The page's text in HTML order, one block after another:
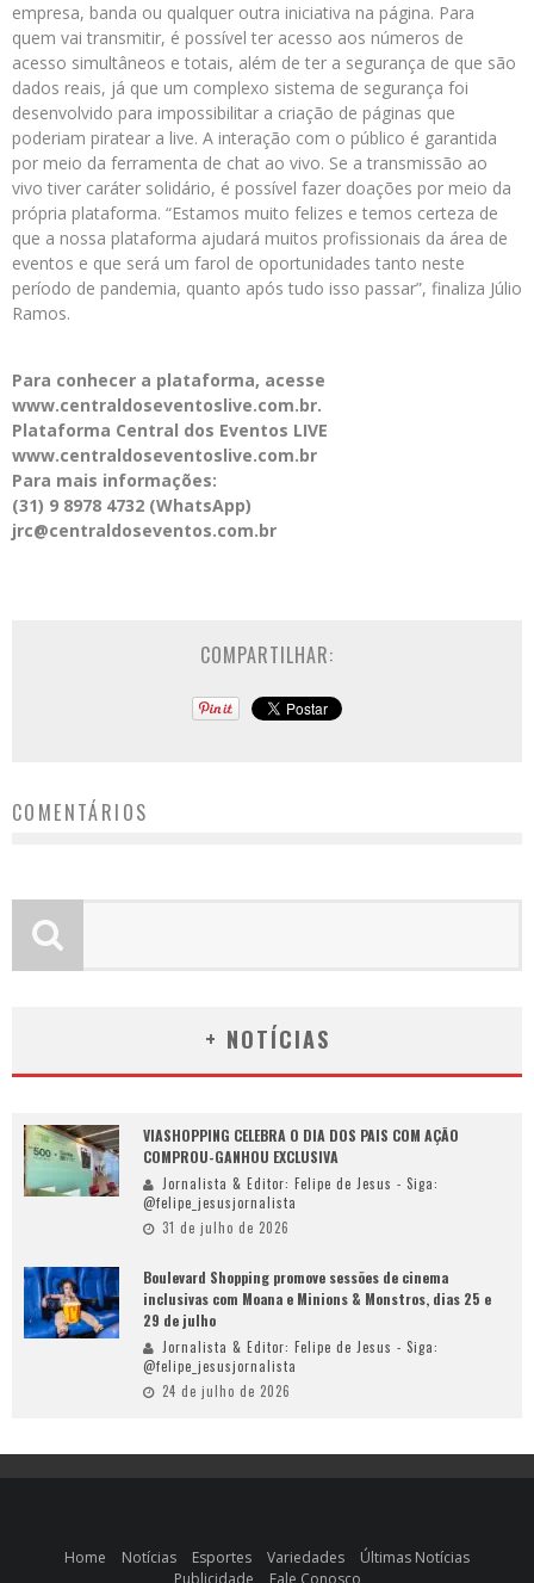
empresa, banda ou qualquer outra iniciativa na página. Para
quem vai transmitir, é possível ter acesso aos números de
acesso simultâneos e totais, além de ter a segurança de que são
dados reais, já que um complexo sistema de segurança foi
desenvolvido para impossibilitar a criação de páginas que
poderiam piratear a live. A interação com o público é garantida
por meio da ferramenta de chat ao vivo. Se a transmissão ao
vivo tiver caráter solidário, é possível fazer doações por meio da
própria plataforma. “Estamos muito felizes e temos certeza de
que a nossa plataforma ajudará muitos profissionais da área de
eventos e que será um farol de oportunidades tanto neste
período de pandemia, quanto após tudo isso passar”, finaliza Júlio
Ramos.
Para conhecer a plataforma, acesse
www.centraldoseventoslive.com.br.
Plataforma Central dos Eventos LIVE
www.centraldoseventoslive.com.br
Para mais informações:
(31) 9 8978 4732 (WhatsApp)
jrc@centraldoseventos.com.br
COMPARTILHAR:
COMENTÁRIOS
+ NOTÍCIAS
VIASHOPPING CELEBRA O DIA DOS PAIS COM AÇÃO
COMPROU-GANHOU EXCLUSIVA
Jornalista & Editor: Felipe de Jesus - Siga:
@felipe_jesusjornalista
31 de julho de 2026
Boulevard Shopping promove sessões de cinema
inclusivas com Moana e Minions & Monstros, dias 25 e
29 de julho
Jornalista & Editor: Felipe de Jesus - Siga:
@felipe_jesusjornalista
24 de julho de 2026
Home Notícias Esportes Variedades
Últimas Notícias
Publicidade
Fale Conosco